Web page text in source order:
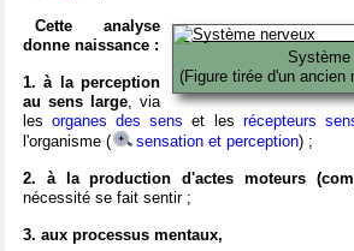
Système
(Figure tirée d'un ancien
Cette analyse
donne naissance :
1. à la perception
au sens large, via
lesorganes des sens et les récepteurs
l'organisme (
sensation et perception) ;
2. à la production d'actes moteurs
nécessité se fait sentir ;
3. aux processus mentaux,